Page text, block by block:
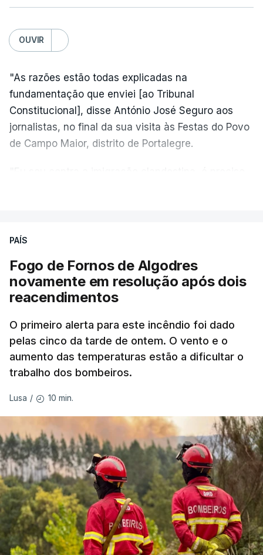
OUVIR
"As razões estão todas explicadas na
fundamentação que enviei [ao Tribunal
Constitucional], disse António José Seguro aos
jornalistas, no final da sua visita às Festas do Povo
de Campo Maior, distrito de Portalegre.
nada disto é incompatível com tratarmos com
crianças", acrescentou.
António José Seguro mostrou dúvidas sobre se é
ERRO100
ESTE CONTEÚDO ESTÁ NESTE
MOMENTO INDISPONÍVEL
O Chega considerou "de uma enorme gravidade" a
decisão do Presidente da Repúblicade enviar para
o Tribunal Constitucional o decreto sobre retorno
de estrangeiros, sustentando tratar-se de "uma
PAÍS
Fogo de Fornos de Algodres
novamente em resolução após dois
reacendimentos
O primeiro alerta para este incêndio foi dado
pelas cinco da tarde de ontem. O vento e o
aumento das temperaturas estão a dificultar o
trabalho dos bombeiros.
Lusa / 10 min.